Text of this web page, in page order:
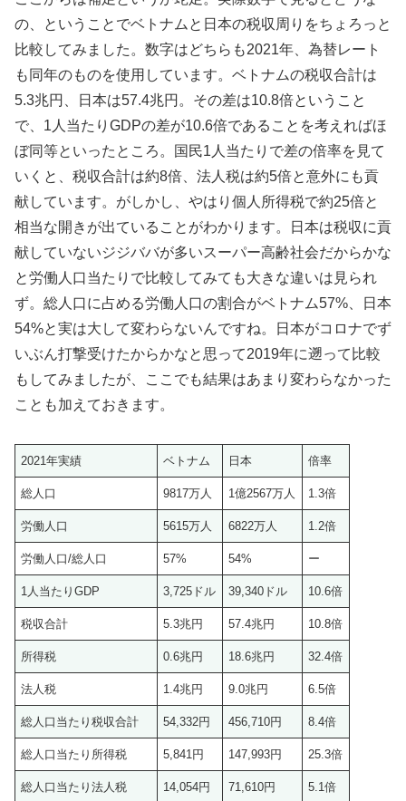
の、ということでベトナムと日本の税収周りをちょろっと
比較してみました。数字はどちらも2021年、為替レート
も同年のものを使用しています。ベトナムの税収合計は
5.3兆円、日本は57.4兆円。その差は10.8倍ということ
で、1人当たりGDPの差が10.6倍であることを考えればほ
ぼ同等といったところ。国民1人当たりで差の倍率を見て
いくと、税収合計は約8倍、法人税は約5倍と意外にも貢
献しています。がしかし、やはり個人所得税で約25倍と
相当な開きが出ていることがわかります。日本は税収に貢
献していないジジババが多いスーパー高齢社会だからかな
と労働人口当たりで比較してみても大きな違いは見られ
ず。総人口に占める労働人口の割合がベトナム57%、日本
54%と実は大して変わらないんですね。日本がコロナでず
いぶん打撃受けたからかなと思って2019年に遡って比較
もしてみましたが、ここでも結果はあまり変わらなかった
ことも加えておきます。
2021年実績 ベトナム 日本 倍率
総人口 9817万人 1億2567万人 1.3倍
労働人口 5615万人 6822万人 1.2倍
労働人口/総人口 57% 54% ー
1人当たりGDP 3,725ドル 39,340ドル 10.6倍
税収合計 5.3兆円 57.4兆円 10.8倍
所得税 0.6兆円 18.6兆円 32.4倍
法人税 1.4兆円 9.0兆円 6.5倍
総人口当たり税収合計 54,332円 456,710円 8.4倍
総人口当たり所得税 5,841円 147,993円 25.3倍
総人口当たり法人税 14,054円 71,610円 5.1倍